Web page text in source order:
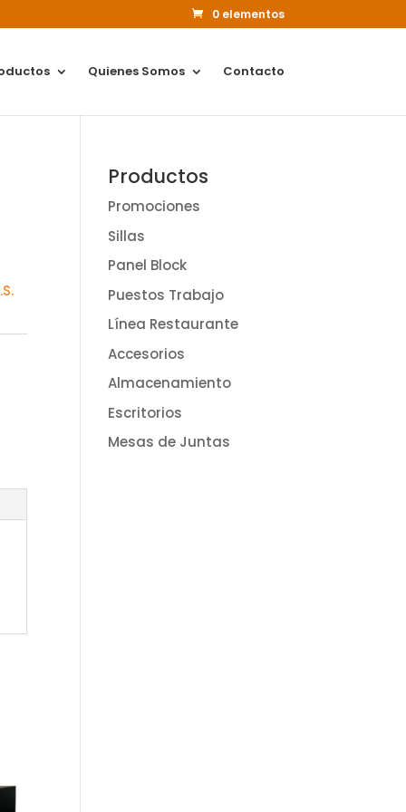
0 elementos
Quienes Somos Contacto
Productos
Promociones
Sillas
Panel Block
Puestos Trabajo
Línea Restaurante
Accesorios
Almacenamiento
Escritorios
Mesas de Juntas